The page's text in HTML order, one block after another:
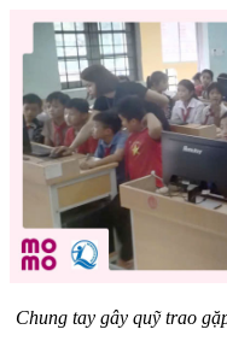
Chung tay gây quỹ trao